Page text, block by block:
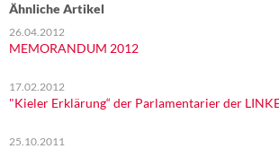
Ähnliche Artikel
26.04.2012
MEMORANDUM 2012
17.02.2012
"Kieler Erklärung“ der Parlamentarier der
25.10.2011